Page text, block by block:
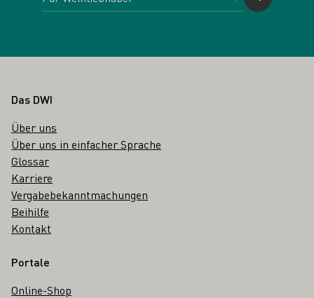
Fußbereich
Das DWI
Über uns
Über uns in einfacher Sprache
Glossar
Karriere
Vergabebekanntmachungen
Beihilfe
Kontakt
Portale
Online-Shop